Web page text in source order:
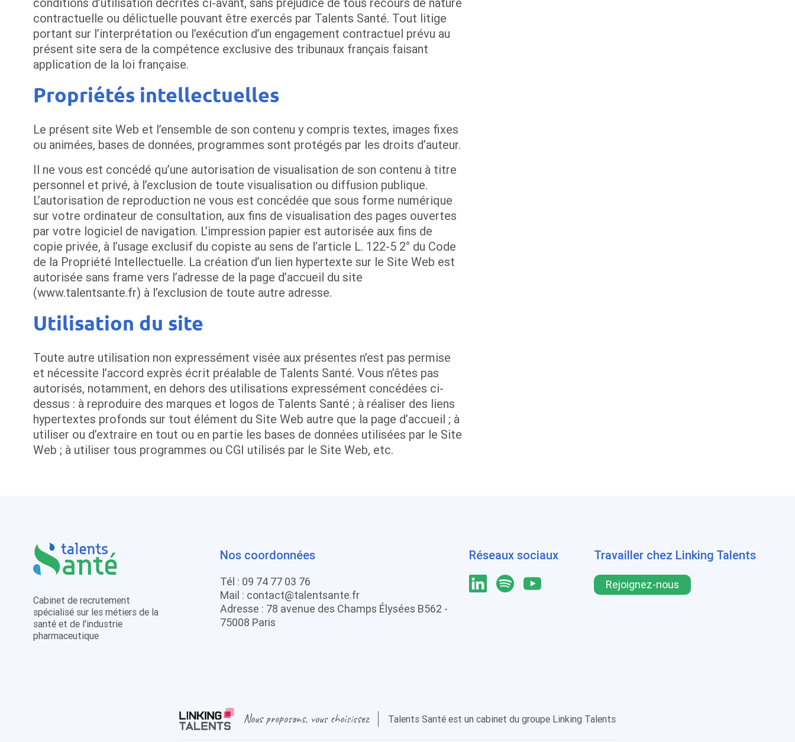
contractuelle ou délictuelle pouvant être exercés par Talents Santé. Tout litige
portant sur l’interprétation ou l’exécution d’un engagement contractuel prévu au
présent site sera de la compétence exclusive des tribunaux français faisant
application de la loi française.
Propriétés intellectuelles
Le présent site Web et l’ensemble de son contenu y compris textes, images fixes
ou animées, bases de données, programmes sont protégés par les droits d’auteur.
Il ne vous est concédé qu’une autorisation de visualisation de son contenu à titre
personnel et privé, à l’exclusion de toute visualisation ou diffusion publique.
L’autorisation de reproduction ne vous est concédée que sous forme numérique
sur votre ordinateur de consultation, aux fins de visualisation des pages ouvertes
par votre logiciel de navigation. L’impression papier est autorisée aux fins de
copie privée, à l’usage exclusif du copiste au sens de l’article L. 122-5 2° du Code
de la Propriété Intellectuelle. La création d’un lien hypertexte sur le Site Web est
autorisée sans frame vers l’adresse de la page d’accueil du site
(www.talentsante.fr) à l’exclusion de toute autre adresse.
Utilisation du site
Toute autre utilisation non expressément visée aux présentes n’est pas permise
et nécessite l’accord exprès écrit préalable de Talents Santé. Vous n’êtes pas
autorisés, notamment, en dehors des utilisations expressément concédées ci-
dessus : à reproduire des marques et logos de Talents Santé ; à réaliser des liens
hypertextes profonds sur tout élément du Site Web autre que la page d’accueil ; à
utiliser ou d’extraire en tout ou en partie les bases de données utilisées par le Site
Web ; à utiliser tous programmes ou CGI utilisés par le Site Web, etc.
Cabinet de recrutement
spécialisé sur les métiers de la
santé et de l'industrie
pharmaceutique
Nos coordonnées
Tél : 09 74 77 03 76
Mail : contact@talentsante.fr
Adresse : 78 avenue des Champs Élysées B562 -
75008 Paris
Réseaux sociaux Travailler chez Linking Talents
Rejoignez-nous
Nous proposons, vous choisissez Talents Santé est un cabinet du groupe Linking Talents